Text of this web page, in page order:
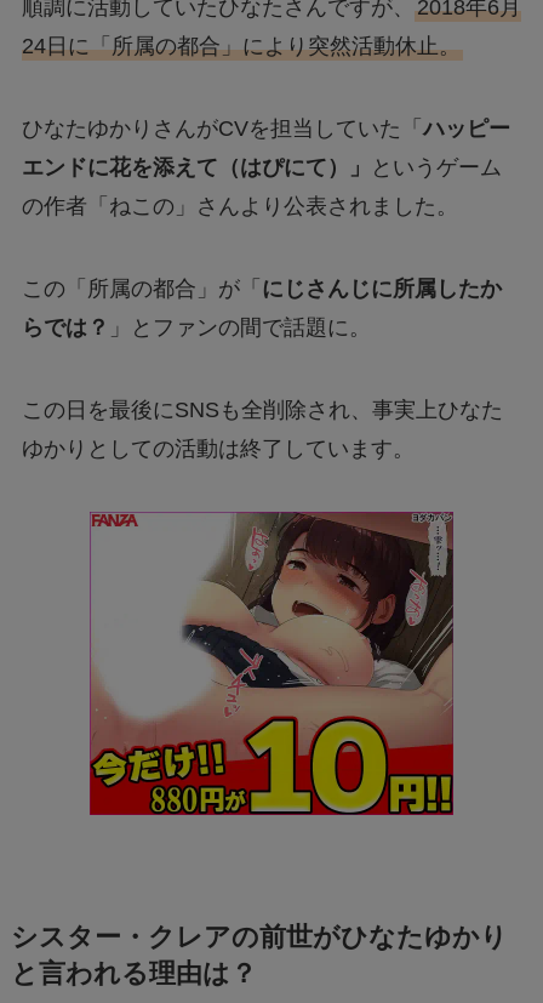
順調に活動していたひなたさんですが、 2018年6月
24日に「所属の都合」により突然活動休止。
ひなたゆかりさんがCVを担当していた「ハッピー
エンドに花を添えて（はぴにて）」
というゲーム
の作者「ねこの」さんより公表されました。
この「所属の都合」が「 にじさんじに所属したか
らでは？ 」とファンの間で話題に。
この日を最後にSNSも全削除され、事実上ひなた
ゆかりとしての活動は終了しています。
シスター・クレアの前世がひなたゆかり
と言われる理由は？